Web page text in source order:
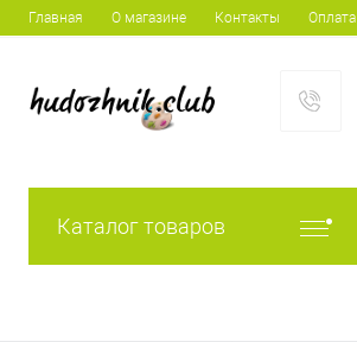
Главная О магазине Контакты Оплата
Каталог товаров